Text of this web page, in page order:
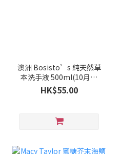
澳洲 Bosisto’s 純天然草
本洗手液 500ml(10月下
旬)
HK$55.00